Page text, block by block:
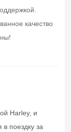
качество
Harley, и
поездку за